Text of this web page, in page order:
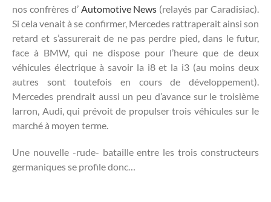
nos confrères d’ Automotive News (relayés par Caradisiac).
Si cela venait à se confirmer, Mercedes rattraperait ainsi son
retard et s’assurerait de ne pas perdre pied, dans le futur,
face à BMW, qui ne dispose pour l’heure que de deux
véhicules électrique à savoir la i8 et la i3 (au moins deux
autres sont toutefois en cours de développement).
Mercedes prendrait aussi un peu d’avance sur le troisième
larron, Audi, qui prévoit de propulser trois véhicules sur le
marché à moyen terme.
Une nouvelle -rude- bataille entre les trois constructeurs
germaniques se profile donc…